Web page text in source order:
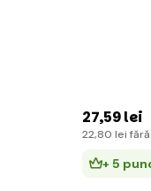
27,59 lei
22,80 lei fără
+ 5